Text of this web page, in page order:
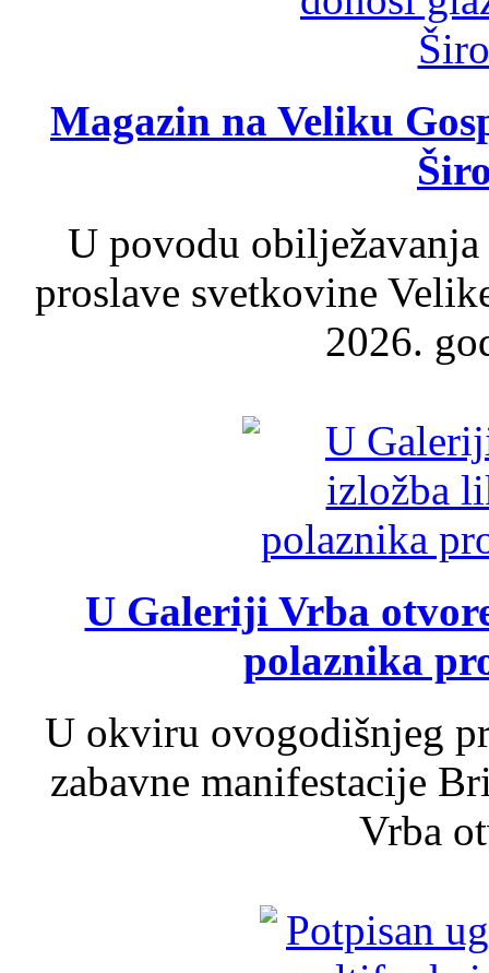
Magazin na Veliku
U povodu
proslave svetkovine
2026.
U Galeriji Vrba
polaznika
U okviru ovogodišnjeg
zabavne manifestacije
Vrba